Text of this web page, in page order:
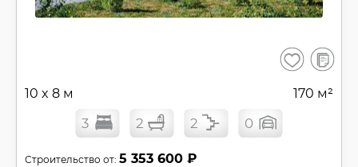
Сохранить
В
10 x 8 м 170 м²
3 2 2 0
Строительство от: 5 353 600 ₽